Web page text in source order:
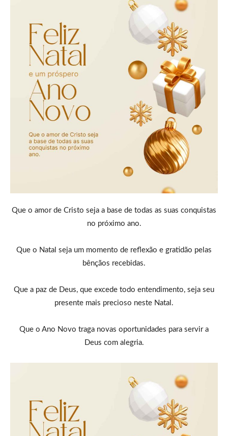
Que o amor de Cristo seja a base de todas as suas conquistas
no próximo ano.
Que o Natal seja um momento de reflexão e gratidão pelas
bênçãos recebidas.
Que a paz de Deus, que excede todo entendimento, seja seu
presente mais precioso neste Natal.
Que o Ano Novo traga novas oportunidades para servir a
Deus com alegria.